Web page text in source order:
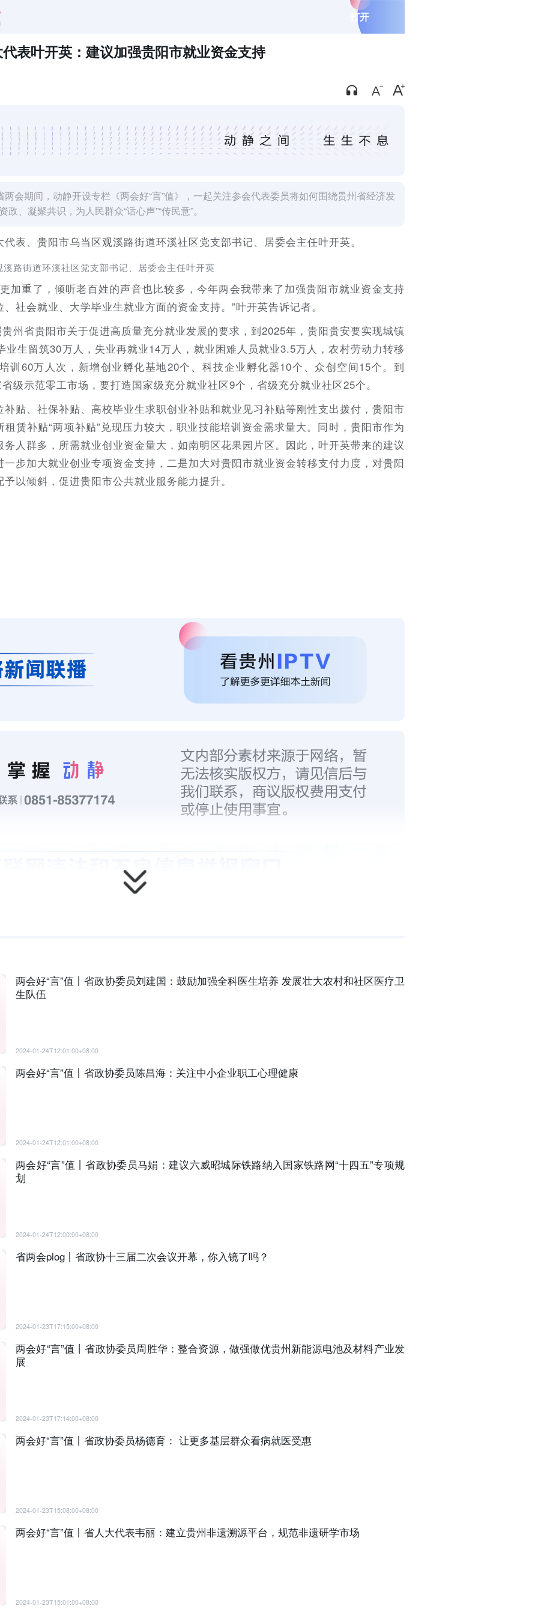
打开
表叶开英：建议加强贵阳市就业资金支持
两会期间，动静开设专栏《两会好“言”值》，一起关注参会代表委员将如何围绕贵州省经济发
、凝聚共识，为人民群众“话心声”“传民意”。
表、贵阳市乌当区观溪路街道环溪社区党支部书记、居委会主任叶开英。
路街道环溪社区党支部书记、居委会主任叶开英
加重了，倾听老百姓的声音也比较多，今年两会我带来了加强贵阳市就业资金支持
社会就业、大学毕业生就业方面的资金支持。”叶开英告诉记者。
州省贵阳市关于促进高质量充分就业发展的要求，到2025年，贵阳贵安要实现城镇
业生留筑30万人，失业再就业14万人，就业困难人员就业3.5万人，农村劳动力转移
训60万人次，新增创业孵化基地20个、科技企业孵化器10个、众创空间15个。到
级示范零工市场，要打造国家级充分就业社区9个，省级充分就业社区25个。
贴、社保补贴、高校毕业生求职创业补贴和就业见习补贴等刚性支出拨付，贵阳市
赁补贴“两项补贴”兑现压力较大，职业技能培训资金需求量大。同时，贵阳市作为
人群多，所需就业创业资金量大，如南明区花果园片区。因此，叶开英带来的建议
步加大就业创业专项资金支持，二是加大对贵阳市就业资金转移支付力度，对贵阳
以倾斜，促进贵阳市公共就业服务能力提升。
两会好“言”值丨省政协委员刘建国：鼓励加强全科医生培养 发展壮大农村和社区医疗卫
生队伍
2024-01-24T12:01:00+08:00
两会好“言”值丨省政协委员陈昌海：关注中小企业职工心理健康
2024-01-24T12:01:00+08:00
两会好“言”值丨省政协委员马娟：建议六威昭城际铁路纳入国家铁路网“十四五”专项规
划
2024-01-24T12:00:00+08:00
省两会plog丨省政协十三届二次会议开幕，你入镜了吗？
2024-01-23T17:15:00+08:00
两会好“言”值丨省政协委员周胜华：整合资源，做强做优贵州新能源电池及材料产业发
展
2024-01-23T17:14:00+08:00
两会好“言”值丨省政协委员杨德育： 让更多基层群众看病就医受惠
2024-01-23T15:08:00+08:00
两会好“言”值丨省人大代表韦丽：建立贵州非遗溯源平台，规范非遗研学市场
2024-01-23T15:01:00+08:00